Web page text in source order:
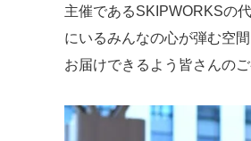
主催であるSKIPWORKSの
にいるみんなの心が弾む空
お届けできるよう皆さんの